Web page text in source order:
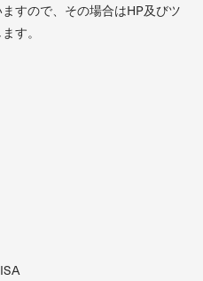
すので、その場合はHP及びツ
す。